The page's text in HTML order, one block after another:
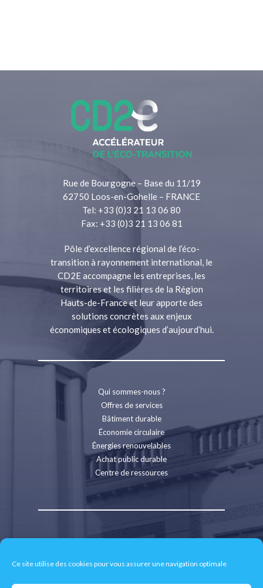
Ce site utilise des cookies pour vous assurer une navigation optimale
Rue de Bourgogne – Base du 11/19
62750 Loos-en-Gohelle – FRANCE
Tel: +33 (0)3 21 13 06 80
Fax: +33 (0)3 21 13 06 81
Pôle d’excellence régional de l’éco-
transition à rayonnement international, le
CD2E accompagne les entreprises, les
territoires et les filières de la Région
Hauts-de-France et leur apporte des
solutions concrètes aux enjeux
économiques et écologiques d’aujourd’hui.
Qui sommes-nous ?
Offres de services
Bâtiment durable
Économie circulaire
Énergies renouvelables
Achat public durable
Centre de ressources
Contact
Espace presse